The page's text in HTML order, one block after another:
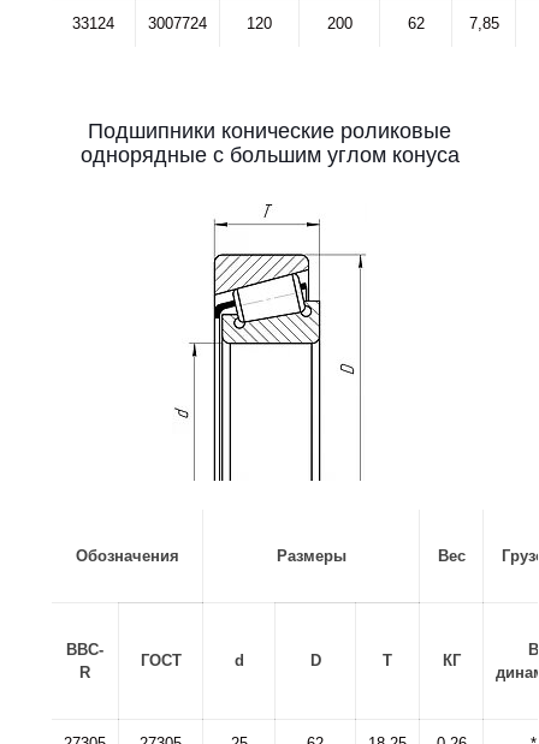
33124 3007724 120 200 62 7,85
Подшипники конические роликовые
однорядные с большим углом конуса
Обозначения Размеры Вес
BBC-
R
ГОСТ d D T КГ
В